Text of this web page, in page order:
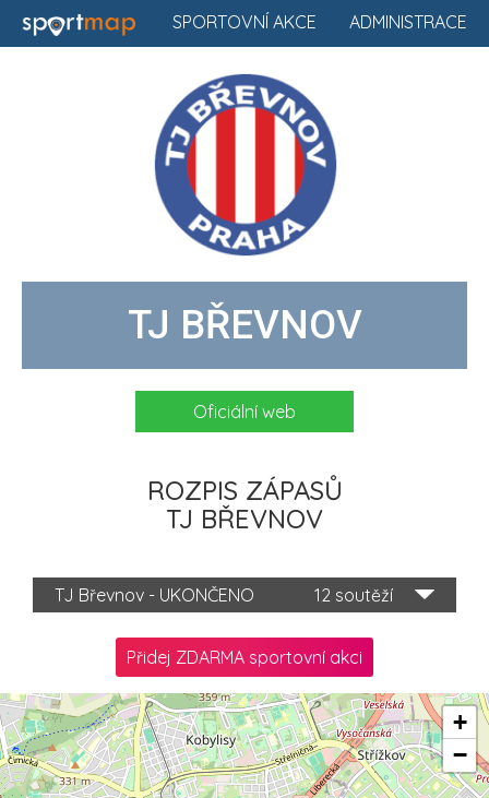
ADMINISTRACE
SPORTOVNÍ AKCE
TJ BŘEVNOV
Oficiální web
ROZPIS ZÁPASŮ
TJ BŘEVNOV
12 soutěží
TJ Břevnov - UKONČENO
Přidej ZDARMA sportovní akci
+
−